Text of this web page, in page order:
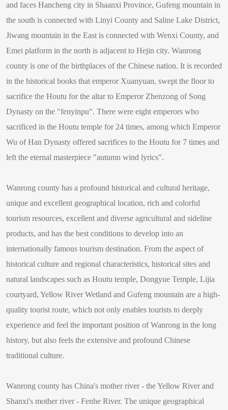
and faces Hancheng city in Shaanxi Province, Gufeng mountain in
the south is connected with Linyi County and Saline Lake District,
Jiwang mountain in the East is connected with Wenxi County, and
Emei platform in the north is adjacent to Hejin city. Wanrong
county is one of the birthplaces of the Chinese nation. It is recorded
in the historical books that emperor Xuanyuan, swept the floor to
sacrifice the Houtu for the altar to Emperor Zhenzong of Song
Dynasty on the "fenyinpu". There were eight emperors who
sacrificed in the Houtu temple for 24 times, among which Emperor
Wu of Han Dynasty offered sacrifices to the Houtu for 7 times and
left the eternal masterpiece "autumn wind lyrics".
Wanrong county has a profound historical and cultural heritage,
unique and excellent geographical location, rich and colorful
tourism resources, excellent and diverse agricultural and sideline
products, and has the best conditions to develop into an
internationally famous tourism destination. From the aspect of
historical culture and regional characteristics, historical sites and
natural landscapes such as Houtu temple, Dongyue Temple, Lijia
courtyard, Yellow River Wetland and Gufeng mountain are a high-
quality tourist route, which not only enables tourists to deeply
experience and feel the important position of Wanrong in the long
history, but also feels the extensive and profound Chinese
traditional culture.
Wanrong county has China's mother river - the Yellow River and
Shanxi's mother river - Fenhe River. The unique geographical